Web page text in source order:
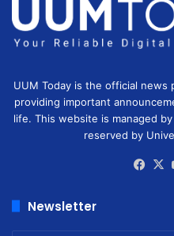
UUM Today is the official news
providing important
life. This website is managed
reserved by
Newsletter